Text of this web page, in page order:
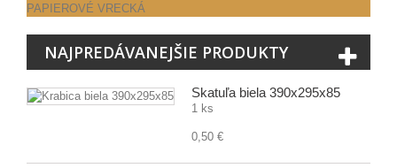
PAPIEROVÉ VRECKÁ
NAJPREDÁVANEJŠIE PRODUKTY
Škatuľa biela 390x295x85
1 ks
0,50 €